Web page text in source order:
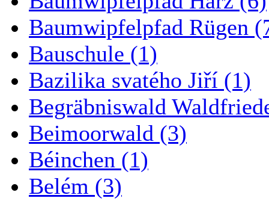
Baumwipfelpfad Rügen
Bauschule (1)
Bazilika svatého Jiří (1)
Begräbniswald
Beimoorwald (3)
Béinchen (1)
Belém (3)